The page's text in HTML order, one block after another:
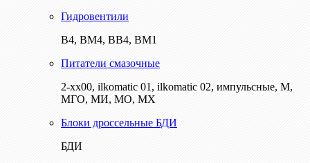
Гидровентили
В4, ВМ4, ВВ4, ВМ1
Питатели смазочные
2-хх00, ilkomatic 01, ilkomatic 02, импульсные, М,
МГО, МИ, МО, МХ
Блоки дроссельные БДИ
БДИ